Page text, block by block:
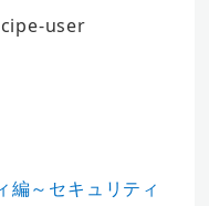
user
編～セキュリティ